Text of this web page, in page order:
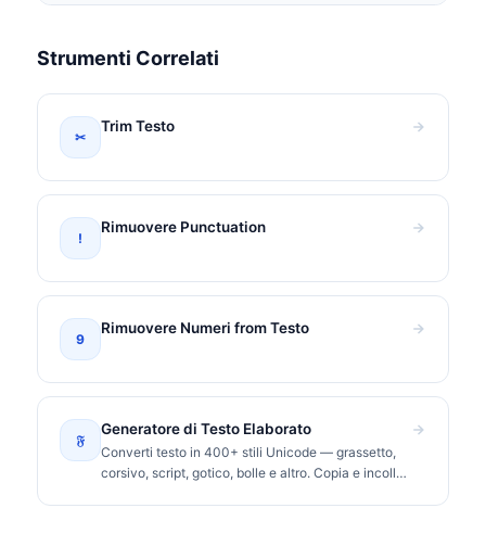
Strumenti Correlati
✂
Trim Testo
!
Rimuovere Punctuation
9
Rimuovere Numeri from Testo
𝔉
Generatore di Testo Elaborato
Converti testo in 400+ stili Unicode — grassetto,
corsivo, script, gotico, bolle e altro. Copia e incolla